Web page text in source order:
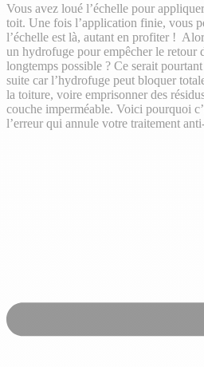
Vous avez loué l’échelle pour
toit. Une fois l’application finie, vous
l’échelle est là, autant en profiter !
un hydrofuge pour empêcher le retour
longtemps possible ? Ce serait
suite car l’hydrofuge peut bloquer
la toiture, voire emprisonner des
couche imperméable. Voici pourquoi
l’erreur qui annule votre traitement